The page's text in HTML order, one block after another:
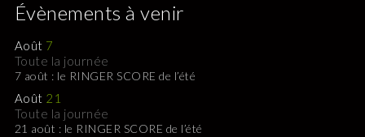
Évènements à venir
Août 7
Toute la journée
7 août : le RINGER SCORE de l’été
Août 21
Toute la journée
21 août : le RINGER SCORE de l’été